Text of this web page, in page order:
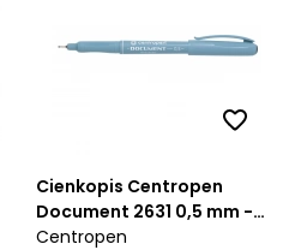
Cienkopis Centropen
Document 2631 0,5 mm -
czarny (226310103)
Centropen